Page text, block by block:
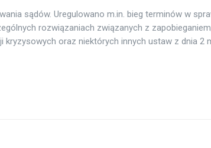
sądów. Uregulowano m.in. bieg terminów w
rozwiązaniach związanych z
oraz niektórych innych ustaw z dnia 2